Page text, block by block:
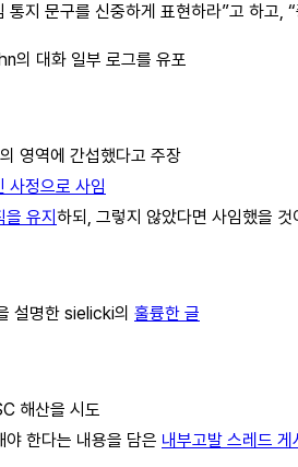
지 문구를 신중하게 표현하라”고 하고,
의 대화 일부 로그를 유포
영역에 간섭했다고 주장
사정으로 사임
유지 하되, 그렇지 않았다면 사임했을 것
설명한 sielicki의 훌륭한 글
해산을 시도
한다는 내용을 담은 내부고발 스레드 게